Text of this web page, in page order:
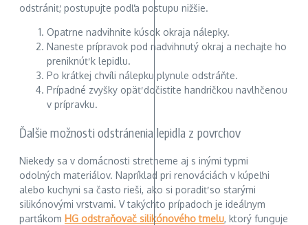
odstrániť, postupujte podľa postupu nižšie.
Opatrne nadvihnite kúsok okraja nálepky.
Naneste prípravok pod nadvihnutý okraj a nechajte ho
preniknúť k lepidlu.
Po krátkej chvíli nálepku plynule odstráňte.
Prípadné zvyšky opäť dočistite handričkou navlhčenou
v prípravku.
Ďalšie možnosti odstránenia lepidla z povrchov
Niekedy sa v domácnosti stretneme aj s inými typmi
odolných materiálov. Napríklad pri renováciách v kúpeľni
alebo kuchyni sa často rieši, ako si poradiť so starými
silikónovými vrstvami. V takýchto prípadoch je ideálnym
parťákom HG odstraňovač silikónového tmelu, ktorý funguje